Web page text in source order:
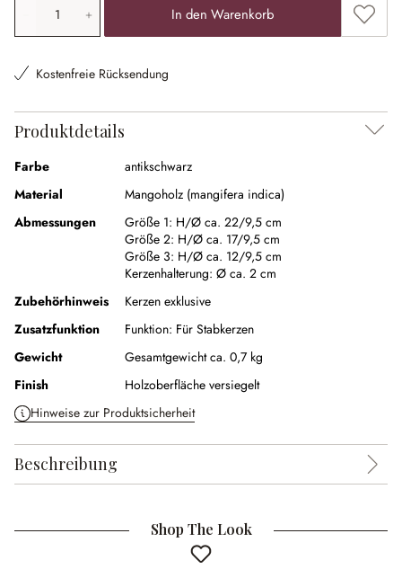
In den Warenkorb Zum
Kostenfreie Rücksendung
Produktdetails
Farbe
antikschwarz
Material
Mangoholz (mangifera indica)
Abmessungen
Größe 1: H/Ø ca. 22/9,5 cm
Größe 2: H/Ø ca. 17/9,5 cm
Größe 3: H/Ø ca. 12/9,5 cm
Kerzenhalterung: Ø ca. 2 cm
Zubehörhinweis
Kerzen exklusive
Zusatzfunktion
Funktion: Für Stabkerzen
Gewicht
Gesamtgewicht ca. 0,7 kg
Finish
Holzoberfläche versiegelt
Hinweise zur Produktsicherheit
Beschreibung
Shop The Look